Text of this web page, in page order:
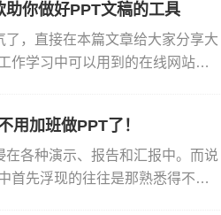
你做好PPT文稿的工具
，直接在本篇文章给大家分享大
作学习中可以用到的在线网站和
用加班做PPT了！
各种演示、报告和汇报中。而说
首先浮现的往往是那熟悉得不能